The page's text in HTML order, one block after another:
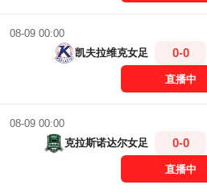
08-09 00:00
凯夫拉维克女足
0-0
直播中
08-09 00:00
克拉斯诺达尔女足
0-0
直播中